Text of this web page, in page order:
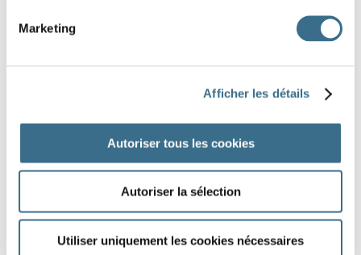
Marketing
Afficher les détails
Autoriser tous les cookies
Autoriser la sélection
Utiliser uniquement les cookies nécessaires
rire - Indicatif Passé simple
DONE!